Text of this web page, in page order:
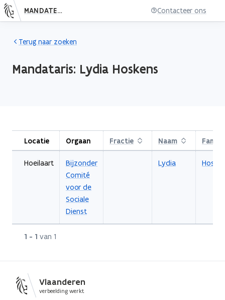
Nieuwe pagina: persoon.subject.index
MANDATENDATABANK Contacteer ons
Terug naar zoeken
Mandataris: Lydia Hoskens
Locatie Orgaan Fractie SorterenNaam Sorteren
Hoeilaart
Bijzonder
Comité
voor de
Sociale
Dienst
Lydia
Rij
1 - 1 van 1
Vlaanderen
verbeelding werkt